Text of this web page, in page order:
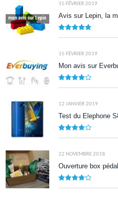
15 FÉVRIER 2019
Avis sur Lepin, la
15 FÉVRIER 2019
Mon avis sur
12 JANVIER 2019
Test du Elephone
22 NOVEMBRE 2018
Ouverture box